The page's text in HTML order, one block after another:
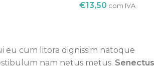
€13,50 com IVA
eu cum litora dignissim natoque
nam netus metus. Senectus